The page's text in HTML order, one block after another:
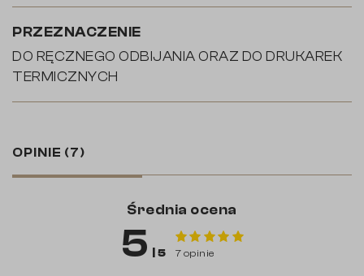
PRZEZNACZENIE
DO RĘCZNEGO ODBIJANIA ORAZ DO DRUKAREK
TERMICZNYCH
OPINIE (7)
Średnia ocena
5 | 5 7 opinie